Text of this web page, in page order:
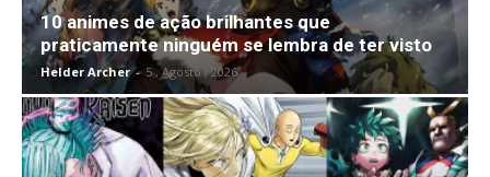
10 animes de ação brilhantes que
praticamente ninguém se lembra de ter visto
Helder Archer - 5 , Agosto , 2026